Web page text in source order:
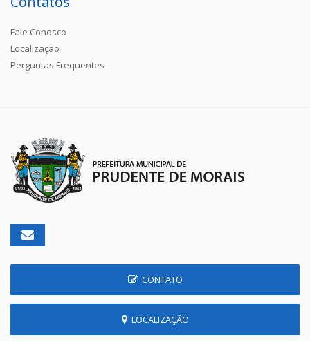
Fale Conosco
Localização
Perguntas Frequentes
CONTATO
LOCALIZAÇÃO